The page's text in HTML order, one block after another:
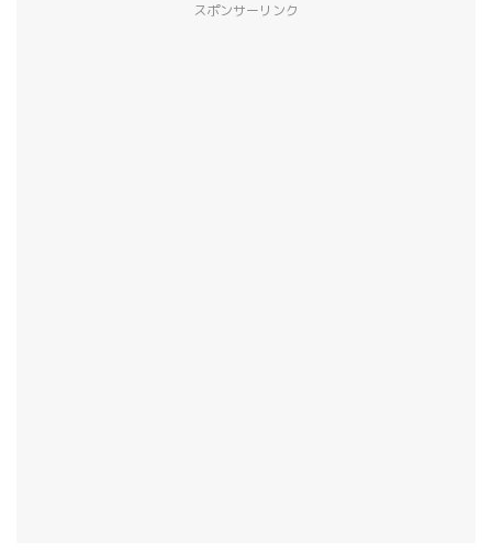
スポンサーリンク